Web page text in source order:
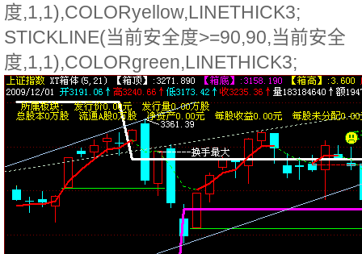
度,1,1),COLORyellow,LINETHICK3;
STICKLINE(当前安全度>=90,90,当前安全
度,1,1),COLORgreen,LINETHICK3;